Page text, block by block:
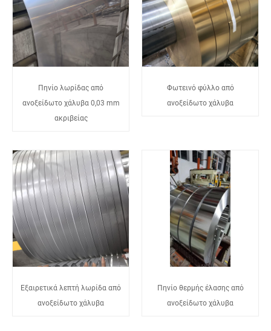
Πηνίο λωρίδας από
ανοξείδωτο χάλυβα 0,03 mm
ακριβείας
Φωτεινό φύλλο από
ανοξείδωτο χάλυβα
Εξαιρετικά λεπτή λωρίδα από
ανοξείδωτο χάλυβα
Πηνίο θερμής έλασης από
ανοξείδωτο χάλυβα